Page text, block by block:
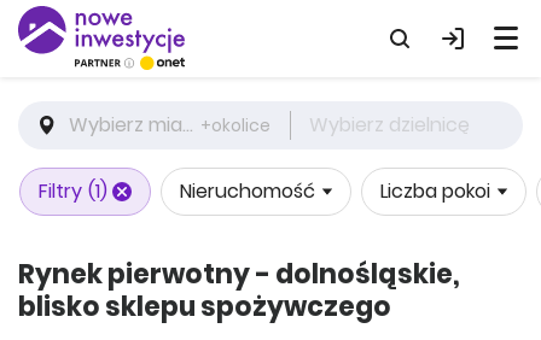
Wybierz miasto +okolice Wybierz dzielnicę
Filtry (1) Nieruchomość Liczba pokoi
Rynek pierwotny - dolnośląskie,
blisko sklepu spożywczego